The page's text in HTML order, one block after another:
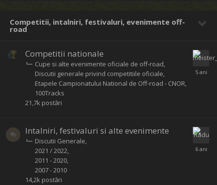
Competitii, intalniri, festivaluri, evenimente off-
road
Competitii nationale
Cupe si alte evenimente oficiale de off-road
Discutii generale privind competitiile oficiale
Etapele Campionatului National de Off-road - CNOR
100Tracks
21,7k postări
Intalniri, festivaluri si alte evenimente
Discutii Generale
2021 / 2022
2011 - 2020
2007 - 2010
14,2k postări